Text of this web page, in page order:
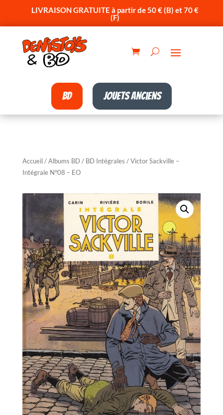
LIVRAISON GRATUITE à partir de 50 € (B) et 70 €
(F)
BD Jouets anciens
Accueil/Albums BD / BD Intégrales / Victor Sackville –
Intégrale N°08 – EO